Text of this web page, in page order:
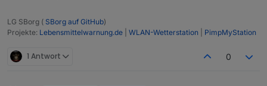
LG SBorg ( SBorg auf GitHub)
Projekte: Lebensmittelwarnung.de WLAN-Wetterstation PimpMyStation
1 Antwort 0